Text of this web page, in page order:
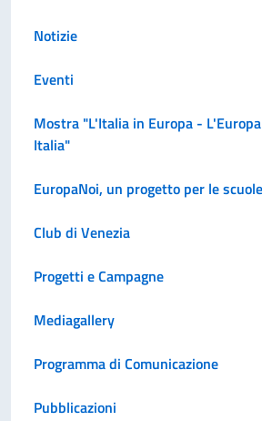
Notizie
Eventi
Mostra "L'Italia in Europa -
Italia"
EuropaNoi, un progetto per le scuole
Club di Venezia
Progetti e Campagne
Mediagallery
Programma di Comunicazione
Pubblicazioni